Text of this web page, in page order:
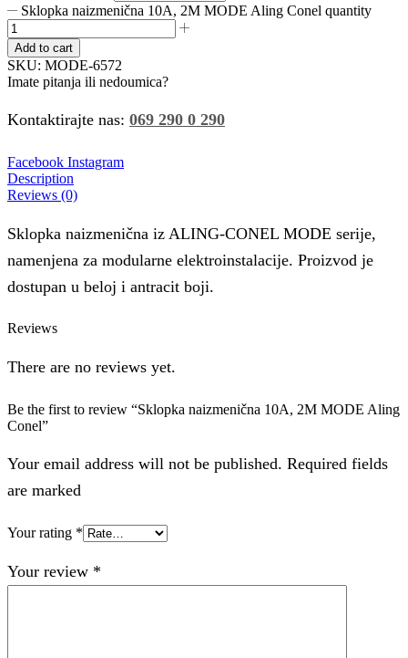
Sklopka naizmenična 10A, 2M MODE Aling Conel quantity
Add to cart
SKU: MODE-6572
Imate pitanja ili nedoumica?
Kontaktirajte nas: 069 290 0 290
Facebook Instagram
Description
Reviews (0)
Sklopka naizmenična iz ALING-CONEL MODE serije,
namenjena za modularne elektroinstalacije. Proizvod je
dostupan u beloj i antracit boji.
Reviews
There are no reviews yet.
Be the first to review “Sklopka naizmenična 10A, 2M MODE Aling
Conel”
Your email address will not be published. Required fields
are marked
Your rating *
Your review *